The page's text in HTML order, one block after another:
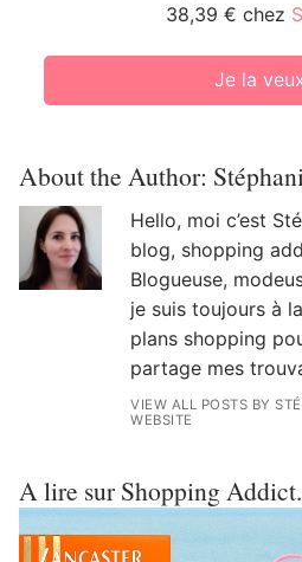
38,39 € chez
Je la
About the Author:
Hello, moi c’est
blog, shopping
Blogueuse,
je suis toujours à
plans shopping
partage mes
VIEW ALL POSTS BY
WEBSITE
A lire sur Shopping